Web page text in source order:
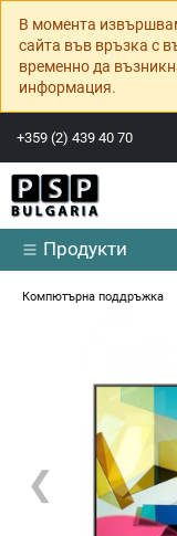
В момента
сайта във връзка с
временно да
информация.
+359 (2) 439 40 70
Продукти
Компютърна поддръжка
❮